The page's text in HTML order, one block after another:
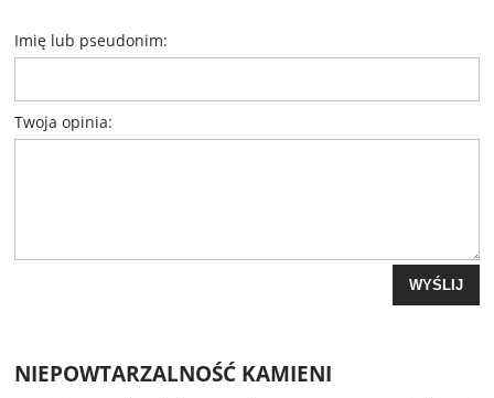
Imię lub pseudonim:
Twoja opinia:
WYŚLIJ
NIEPOWTARZALNOŚĆ KAMIENI